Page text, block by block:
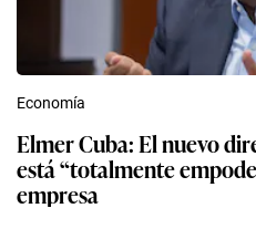
Economía
Elmer Cuba: El nuevo
está “totalmente
empresa